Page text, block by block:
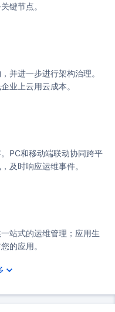
键节点。
并进一步进行架构治理。
业上云用云成本。
PC和移动端联动协同跨平
及时响应运维事件。
站式的运维管理；应用生
的应用。